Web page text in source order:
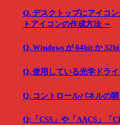
Q. デスクトップにアイコ
トアイコンの作成方法 ～
Q. Windows が 64bit か
Q. 使用している光学ドラ
Q. コントロールパネルの
Q:「CSS」や「AACS」「